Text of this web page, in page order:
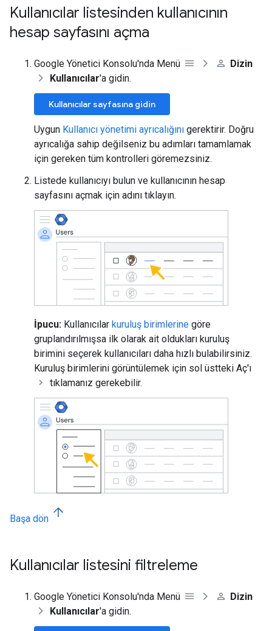
Kullanıcılar listesinden kullanıcının
hesap sayfasını açma
Google Yönetici Konsolu'nda Menü
Dizin
Kullanıcılar'a gidin.
Kullanıcılar sayfasına gidin
Uygun Kullanıcı yönetimi ayrıcalığını gerektirir. Doğru
ayrıcalığa sahip değilseniz bu adımları tamamlamak
için gereken tüm kontrolleri göremezsiniz.
Listede kullanıcıyı bulun ve kullanıcının hesap
sayfasını açmak için adını tıklayın.
İpucu: Kullanıcılar kuruluş birimlerine göre
gruplandırılmışsa ilk olarak ait oldukları kuruluş
birimini seçerek kullanıcıları daha hızlı bulabilirsiniz.
Kuruluş birimlerini görüntülemek için sol üstteki Aç'ı
tıklamanız gerekebilir.
Başa dön
Kullanıcılar listesini filtreleme
Google Yönetici Konsolu'nda Menü
Dizin
Kullanıcılar'a gidin.